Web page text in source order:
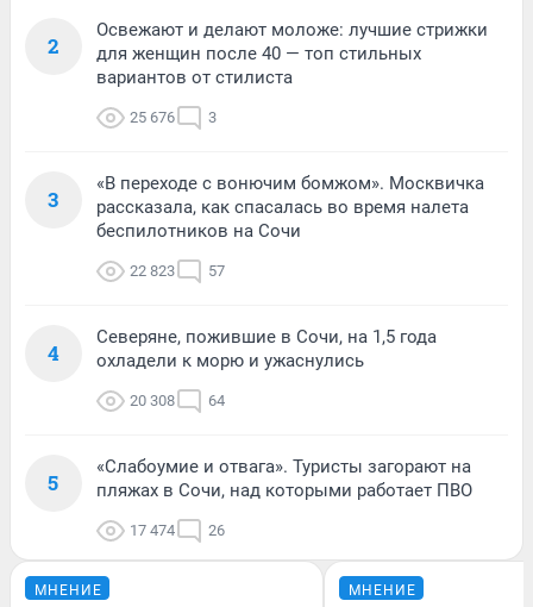
2
Освежают и делают моложе: лучшие стрижки
для женщин после 40 — топ стильных
вариантов от стилиста
25 676 3
3
«В переходе с вонючим бомжом». Москвичка
рассказала, как спасалась во время налета
беспилотников на Сочи
22 823 57
4
Северяне, пожившие в Сочи, на 1,5 года
охладели к морю и ужаснулись
20 308 64
5
«Слабоумие и отвага». Туристы загорают на
пляжах в Сочи, над которыми работает ПВО
17 474 26
МНЕНИЕ МНЕНИЕ